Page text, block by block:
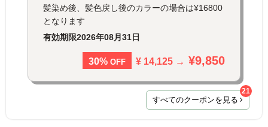
髪染め後、髪色戻し後のカラーの場合は¥16800
となります
有効期限2026年08月31日
30% OFF ¥ 14,125 → ¥9,850
すべてのクーポンを見る
21